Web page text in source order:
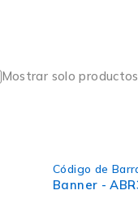
Mostrar solo
Código de
Banner -